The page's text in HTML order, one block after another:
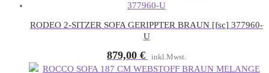
RODEO 2-SITZER SOFA GERIPPTER BRAUN [fsc] 377960-
U
879,00 € inkl.Mwst.